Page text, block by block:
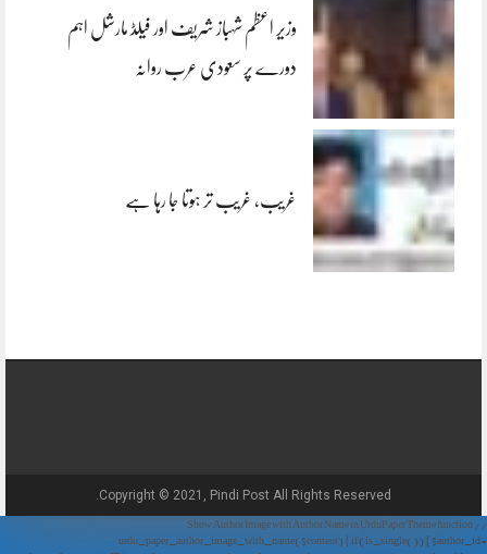
وزیر اعظم شہباز شریف اور فیلڈ مارشل اہم
دورے پر سعودی عرب روانہ
غریب، غریب تر ہوتا جا رہا ہے
Copyright © 2021, Pindi Post All Rights Reserved.
// Show Author Image with Author Name in UrduPaper Theme function
urdu_paper_author_image_with_name($content) { if (is_single()) { $author_id =